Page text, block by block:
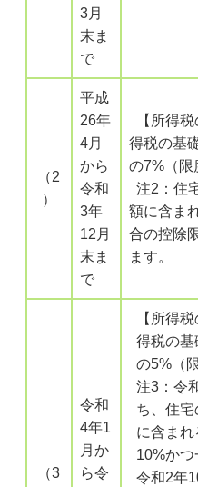
3月
末ま
で
（2
）
平成
26年
4月
から
令和
3年
12月
末ま
で
【所得税
得税の基
の7%（限
注2：住
額に含ま
合の控除
ます。
（3
令和
4年1
月か
ら令
【所得
得税の基
の5%（
注3：令
ち、住
に含ま
10%か
令和2年